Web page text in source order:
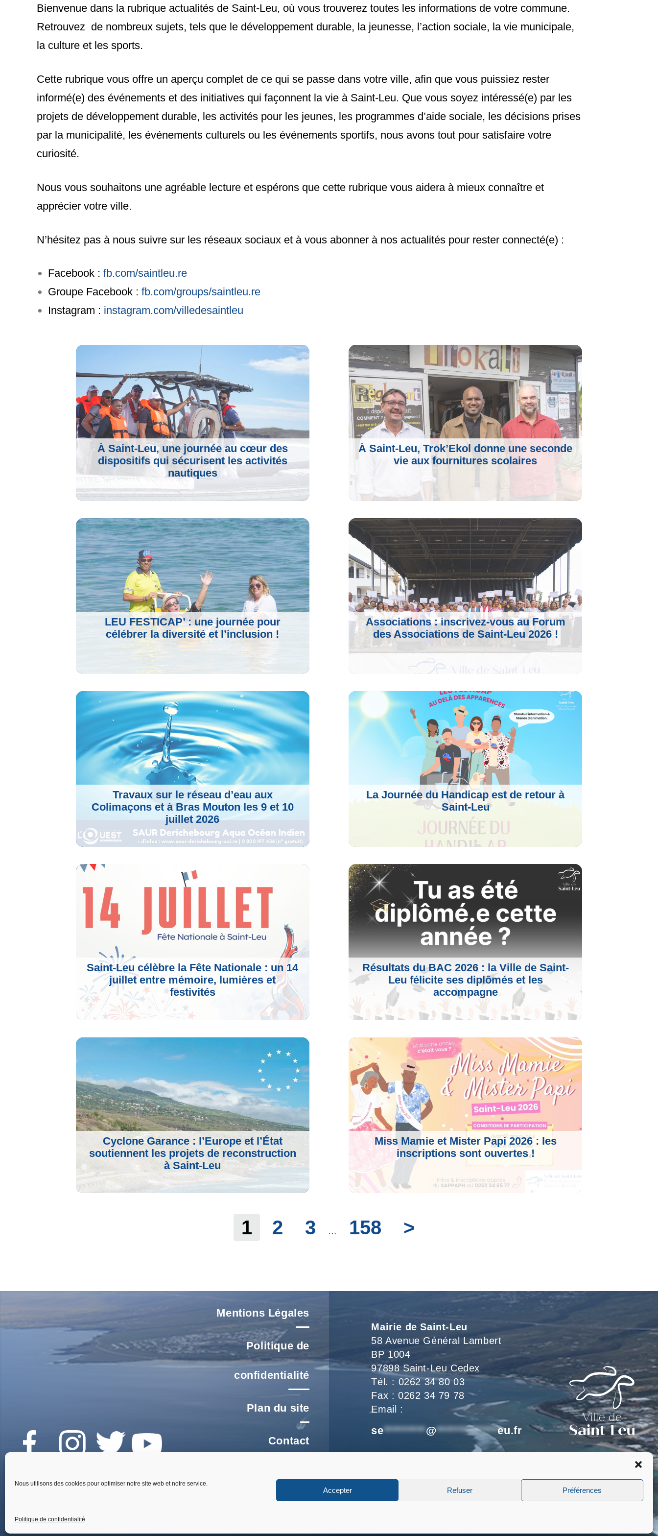
Nous utilisons des cookies pour optimiser notre site web et notre service.
Accepter Refuser Préférences
Politique de confidentialité
Bienvenue dans la rubrique actualités de Saint-Leu, où vous trouverez toutes les informations de votre commune.
Retrouvez de nombreux sujets, tels que le développement durable, la jeunesse, l’action sociale, la vie municipale,
la culture et les sports.
Cette rubrique vous offre un aperçu complet de ce qui se passe dans votre ville, afin que vous puissiez rester
informé(e) des événements et des initiatives qui façonnent la vie à Saint-Leu. Que vous soyez intéressé(e) par les
projets de développement durable, les activités pour les jeunes, les programmes d’aide sociale, les décisions prises
par la municipalité, les événements culturels ou les événements sportifs, nous avons tout pour satisfaire votre
curiosité.
Nous vous souhaitons une agréable lecture et espérons que cette rubrique vous aidera à mieux connaître et
apprécier votre ville.
N’hésitez pas à nous suivre sur les réseaux sociaux et à vous abonner à nos actualités pour rester connecté(e) :
Facebook :fb.com/saintleu.re
Groupe Facebook :fb.com/groups/saintleu.re
Instagram : instagram.com/villedesaintleu
À Saint-Leu, une journée au cœur des
dispositifs qui sécurisent les activités
nautiques
Voir L'article
À Saint-Leu, Trok’Ekol donne une seconde
vie aux fournitures scolaires
Voir L'article
LEU FESTICAP’ : une journée pour
célébrer la diversité et l’inclusion !
Voir L'article
Associations : inscrivez-vous au Forum
des Associations de Saint-Leu 2026 !
Voir L'article
Travaux sur le réseau d’eau aux
Colimaçons et à Bras Mouton les 9 et 10
juillet 2026
La Journée du Handicap est de retour à
Saint-Leu
Voir L'article
Saint-Leu célèbre la Fête Nationale : un 14
juillet entre mémoire, lumières et
festivités
Voir L'article
Résultats du BAC 2026 : la Ville de Saint-
Leu félicite ses diplômés et les
accompagne
Voir L'article
Cyclone Garance : l’Europe et l’État
soutiennent les projets de reconstruction
à Saint-Leu
Miss Mamie et Mister Papi 2026 : les
inscriptions sont ouvertes !
1 2 3 … 158 >
Mentions Légales
Politique de
confidentialité
Plan du site
Contact
Mairie de Saint-Leu
58 Avenue Général Lambert
BP 1004
97898 Saint-Leu Cedex
Tél. : 0262 34 80 03
Fax : 0262 34 79 78
Email :
se*********@*************eu.fr
de 8h à 16h et le vendredi de 8h à 15h